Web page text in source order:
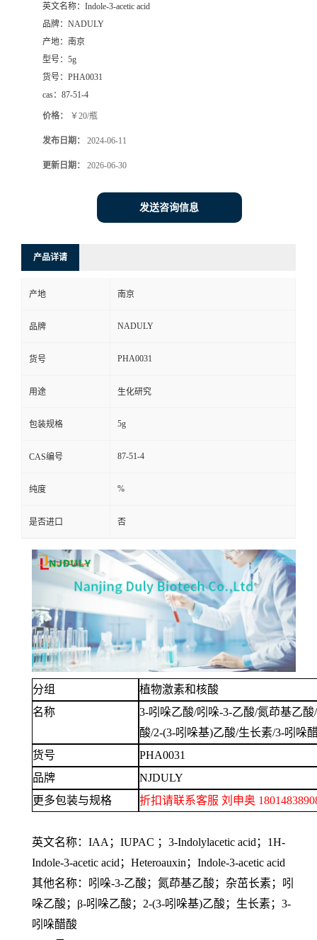
英文名称： Indole-3-acetic acid
品牌： NADULY
产地： 南京
型号： 5g
货号： PHA0031
cas： 87-51-4
价格： ￥20/瓶
发布日期： 2024-06-11
更新日期： 2026-06-30
发送咨询信息
产品详请
产地 南京
品牌 NADULY
货号 PHA0031
用途 生化研究
包装规格 5g
CAS编号 87-51-4
纯度 %
是否进口 否
分组
植物激素和核酸
名称
3-吲哚乙酸/吲哚-3-乙酸/氮茚基乙
酸/2-(3-吲哚基)乙酸/生长素/3-吲哚
货号
PHA0031
品牌
NJDULY
更多包装与规格
折扣请联系客服 刘申奥
英文名称： IAA；IUPAC ；3-Indolylacetic acid；1H-
Indole-3-acetic acid；Heteroauxin；Indole-3-acetic acid
其他名称：吲哚-3-乙酸；氮茚基乙酸；杂茁长素；吲
哚乙酸；β-吲哚乙酸；2-(3-吲哚基)乙酸；生长素；3-
吲哚醋酸